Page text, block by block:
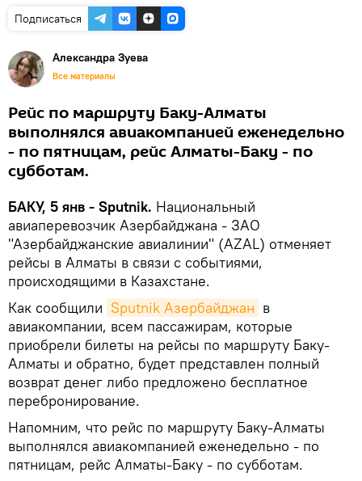
Подписаться
Александра Зуева
Все материалы
Рейс по маршруту Баку-Алматы
выполнялся авиакомпанией еженедельно
- по пятницам, рейс Алматы-Баку - по
субботам.
БАКУ, 5 янв - Sputnik. Национальный
авиаперевозчик Азербайджана - ЗАО
"Азербайджанские авиалинии" (AZAL) отменяет
рейсы в Алматы в связи с событиями,
происходящими в Казахстане.
Как сообщили Sputnik Азербайджан в
авиакомпании, всем пассажирам, которые
приобрели билеты на рейсы по маршруту Баку-
Алматы и обратно, будет представлен полный
возврат денег либо предложено бесплатное
перебронирование.
Напомним, что рейс по маршруту Баку-Алматы
выполнялся авиакомпанией еженедельно - по
пятницам, рейс Алматы-Баку - по субботам.